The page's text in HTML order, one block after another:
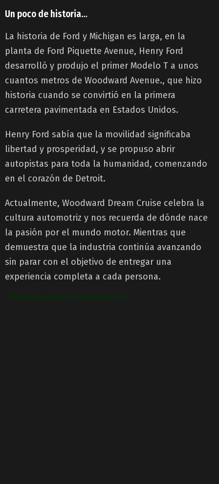
Un poco de historia…
La historia de Ford y Michigan es larga, en la
planta de Ford Piquette Avenue, Henry Ford
desarrolló y produjo el primer Modelo T a unos
cuantos metros de Woodward Avenue., que hizo
historia cuando se convirtió en la primera
carretera pavimentada en Estados Unidos.
Henry Ford sabía que la movilidad significaba
libertad y prosperidad, y se propuso abrir
autopistas para toda la humanidad, comenzando
en el corazón de Detroit.
Actualmente, Woodward Dream Cruise celebra la
cultura automotriz y nos recuerda de dónde nace
la pasión por el mundo motor. Mientras que
demuestra que la industria continúa avanzando
sin parar con el objetivo de entregar una
experiencia completa a cada persona.
FORD PRESENTA EL EVENTO WOODWARD DREAM CRUISE.